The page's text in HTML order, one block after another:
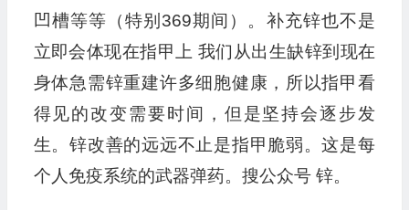
凹槽等等（特别369期间）。补充锌也不是
立即会体现在指甲上 我们从出生缺锌到现在
身体急需锌重建许多细胞健康，所以指甲看
得见的改变需要时间，但是坚持会逐步发
生。锌改善的远远不止是指甲脆弱。这是每
个人免疫系统的武器弹药。搜公众号 锌。